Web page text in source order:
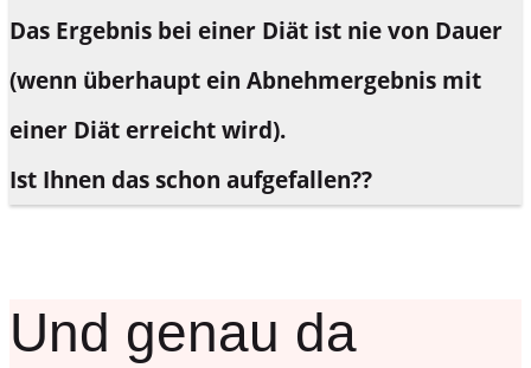
Das Ergebnis bei einer Diät ist nie von Dauer
(wenn überhaupt ein Abnehmergebnis mit
einer Diät erreicht wird).
Ist Ihnen das schon aufgefallen??
Und genau da